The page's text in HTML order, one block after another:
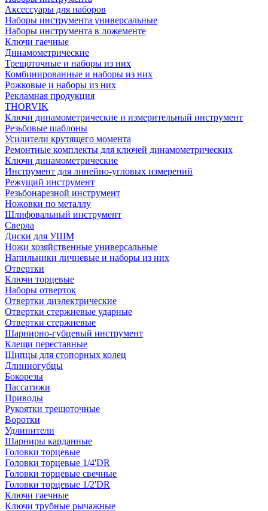
Аксессуары для наборов
Наборы инструмента универсальные
Наборы инструмента в ложементе
Ключи гаечные
Динамометрические
Трещоточные и наборы из них
Комбинированные и наборы из них
Рожковые и наборы из них
Рекламная продукция
THORVIK
Ключи динамометрические и измерительный инструмент
Резьбовые шаблоны
Усилители крутящего момента
Ремонтные комплекты для ключей динамометрических
Ключи динамометрические
Инструмент для линейно-угловых измерений
Режущий инструмент
Резьбонарезной инструмент
Ножовки по металлу
Шлифовальный инструмент
Сверла
Диски для УШМ
Ножи хозяйственные универсальные
Напильники личневые и наборы из них
Отвертки
Ключи торцевые
Наборы отверток
Отвертки диэлектрические
Отвертки стержневые ударные
Отвертки стержневые
Шарнирно-губцевый инструмент
Клещи переставные
Щипцы для стопорных колец
Длинногубцы
Бокорезы
Пассатижи
Приводы
Рукоятки трещоточные
Воротки
Удлинители
Шарниры карданные
Головки торцевые
Головки торцевые 1/4'DR
Головки торцевые свечные
Головки торцевые 1/2'DR
Ключи гаечные
Ключи трубные рычажные